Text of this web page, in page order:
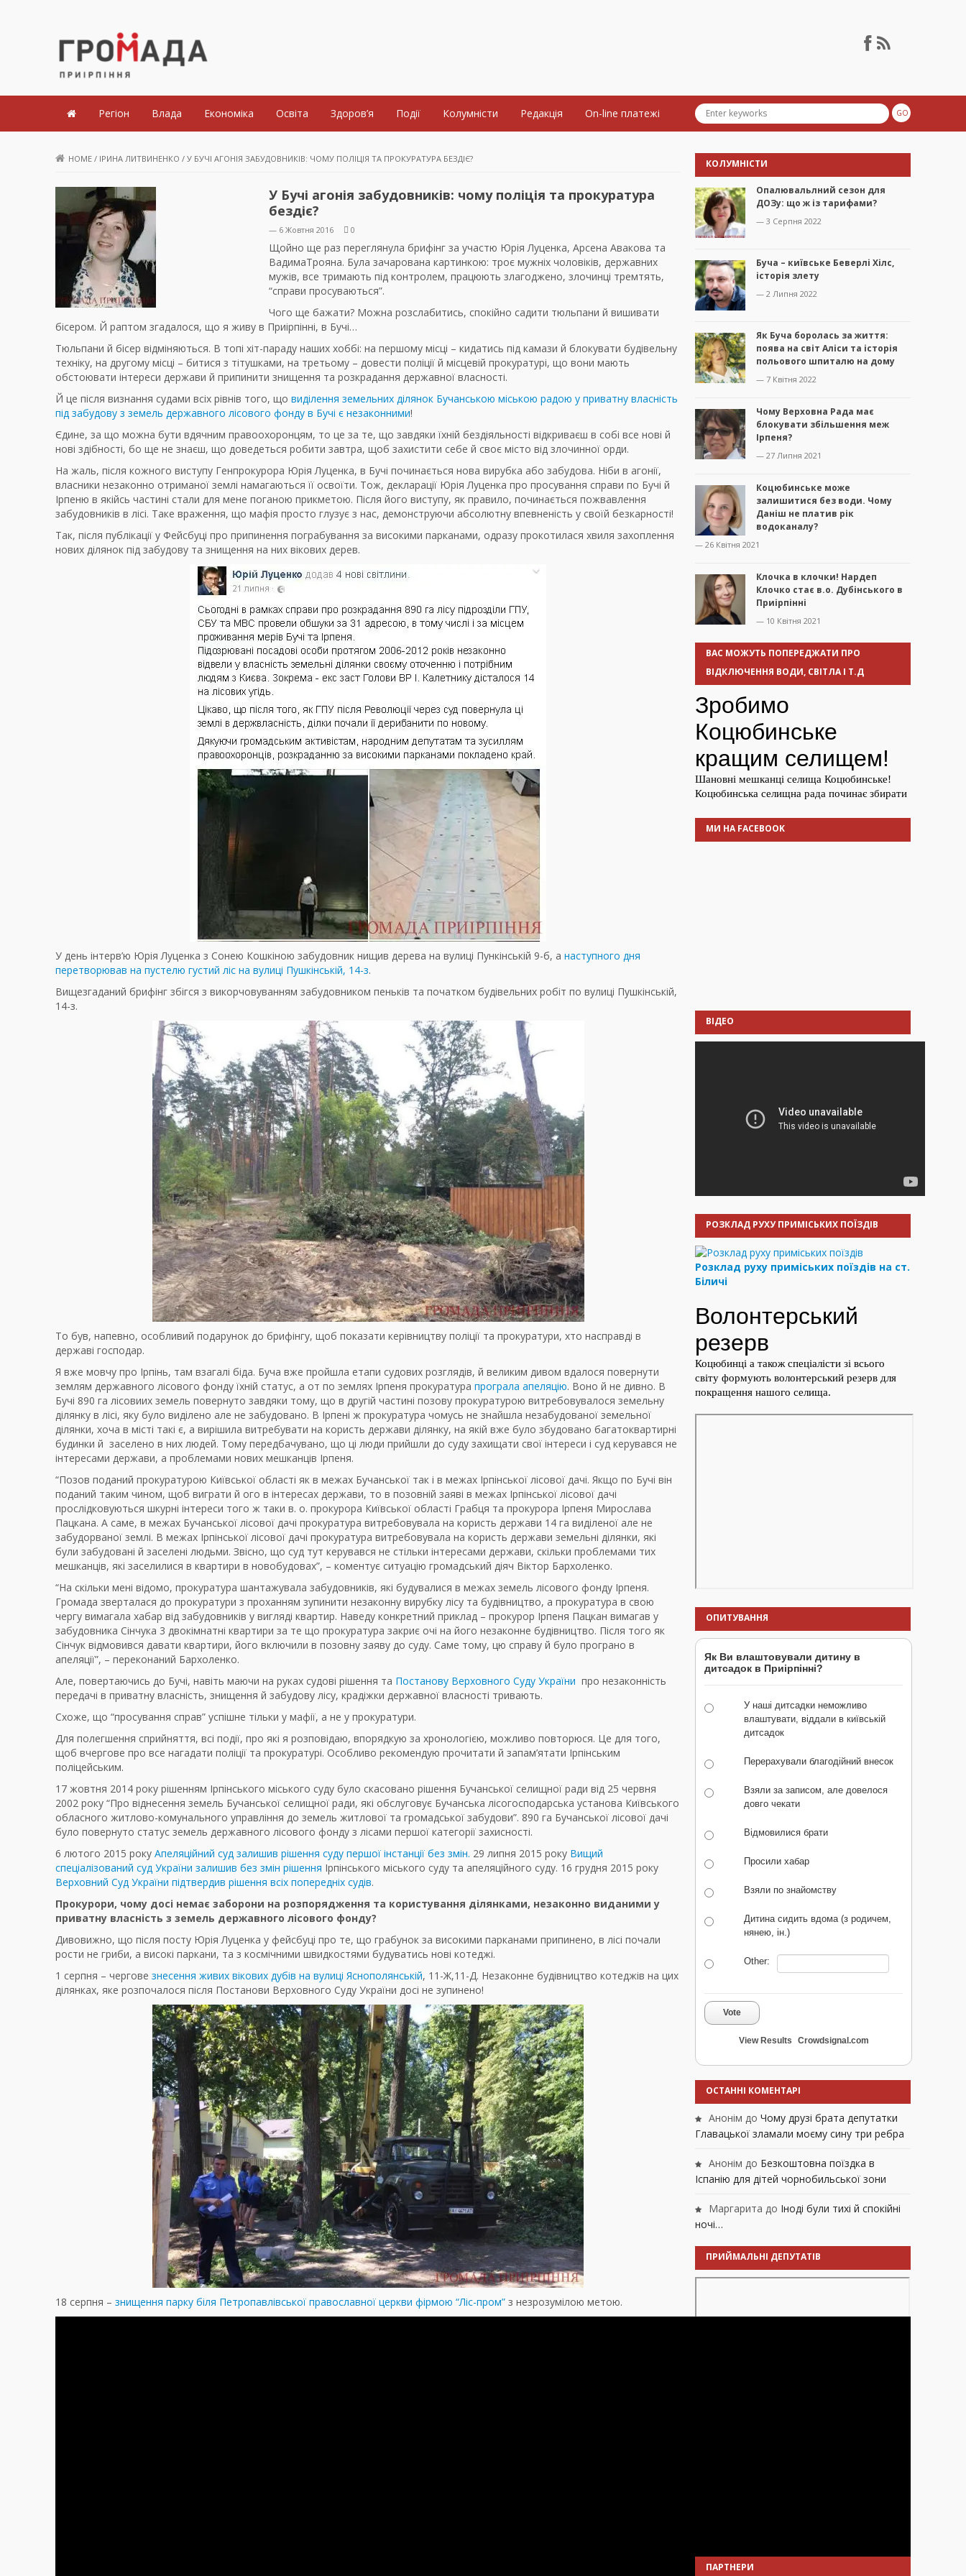
Громада Приірпіння
Регіон Влада Економіка Освіта Здоров’я Події Колумністи Редакція On-line платежі
HOME / ІРИНА ЛИТВИНЕНКО / У БУЧІ АГОНІЯ ЗАБУДОВНИКІВ: ЧОМУ ПОЛІЦІЯ ТА ПРОКУРАТУРА БЕЗДІЄ?
У Бучі агонія забудовників: чому поліція та прокуратура
бездіє?
— 6 Жовтня 2016 0
Щойно ще раз переглянула брифінг за участю Юрія Луценка, Арсена Авакова та
ВадимаТрояна. Була зачарована картинкою: троє мужніх чоловіків, державних
мужів, все тримають під контролем, працюють злагоджено, злочинці тремтять,
“справи просуваються”.
Чого ще бажати? Можна розслабитись, спокійно садити тюльпани й вишивати
бісером. Й раптом згадалося, що я живу в Приірпінні, в Бучі…
Тюльпани й бісер відміняються. В топі хіт-параду наших хоббі: на першому місці – кидатись під камази й блокувати будівельну
техніку, на другому місці – битися з тітушками, на третьому – довести поліції й місцевій прокуратурі, що вони мають
обстоювати інтереси держави й припинити знищення та розкрадання державної власності.
Й це після визнання судами всіх рівнів того, що виділення земельних ділянок Бучанською міською радою у приватну власність
під забудову з земель державного лісового фонду в Бучі є незаконними!
Єдине, за що можна бути вдячним правоохоронцям, то це за те, що завдяки їхній бездіяльності відкриваєш в собі все нові й
нові здібності, бо ще не знаєш, що доведеться робити завтра, щоб захистити себе й своє місто від злочинної орди.
На жаль, після кожного виступу Генпрокурора Юрія Луценка, в Бучі починається нова вирубка або забудова. Ніби в агонії,
власники незаконно отриманої землі намагаються її освоїти. Тож, декларації Юрія Луценка про просування справи по Бучі й
Ірпеню в якійсь частині стали для мене поганою прикметою. Після його виступу, як правило, починається пожвавлення
забудовників в лісі. Таке враження, що мафія просто глузує з нас, демонструючи абсолютну впевненість у своїй безкарності!
Так, після публікації у Фейсбуці про припинення пограбування за високими парканами, одразу прокотилася хвиля захоплення
нових ділянок під забудову та знищення на них вікових дерев.
У день інтерв’ю Юрія Луценка з Сонею Кошкіною забудовник нищив дерева на вулиці Пункінській 9-б, а наступного дня
перетворював на пустелю густий ліс на вулиці Пушкінській, 14-з.
Вищезгаданий брифінг збігся з викорчовуванням забудовником пеньків та початком будівельних робіт по вулиці Пушкінській,
14-з.
То був, напевно, особливий подарунок до брифінгу, щоб показати керівництву поліції та прокуратури, хто насправді в
державі господар.
Я вже мовчу про Ірпінь, там взагалі біда. Буча вже пройшла етапи судових розглядів, й великим дивом вдалося повернути
землям державного лісового фонду їхній статус, а от по землях Ірпеня прокуратура програла апеляцію. Воно й не дивно. В
Бучі 890 га лісовиих земель повернуто завдяки тому, що в другій частині позову прокуратурою витребовувалося земельну
ділянку в лісі, яку було виділено але не забудовано. В Ірпені ж прокуратура чомусь не знайшла незабудованої земельної
ділянки, хоча в місті такі є, а вирішила витребувати на користь держави ділянку, на якій вже було збудовано багатоквартирні
будинки й заселено в них людей. Тому передбачувано, що ці люди прийшли до суду захищати свої інтереси і суд керувався не
інтересами держави, а проблемами нових мешканців Ірпеня.
“Позов поданий прокуратурою Київської області як в межах Бучанської так і в межах Ірпінської лісової дачі. Якщо по Бучі він
поданий таким чином, щоб виграти й ого в інтересах держави, то в позовній заяві в межах Ірпінської лісової дачі
прослідковуються шкурні інтереси того ж таки в. о. прокурора Київської області Грабця та прокурора Ірпеня Мирослава
Пацкана. А саме, в межах Бучанської лісової дачі прокуратура витребовувала на користь держави 14 га виділеної але не
забудорваної землі. В межах Ірпінської лісової дачі прокуратура витребовувала на користь держави земельні ділянки, які
були забудовані й заселені людьми. Звісно, що суд тут керувався не стільки інтересами держави, скільки проблемами тих
мешканців, які заселилися в квартири в новобудовах”, – коментує ситуацію громадський діяч Віктор Бархоленко.
“На скільки мені відомо, прокуратура шантажувала забудовників, які будувалися в межах земель лісового фонду Ірпеня.
Громада зверталася до прокуратури з проханням зупинити незаконну вирубку лісу та будівництво, а прокуратура в свою
чергу вимагала хабар від забудовників у вигляді квартир. Наведу конкретний приклад – прокурор Ірпеня Пацкан вимагав у
забудовника Сінчука 3 двокімнатні квартири за те що прокуратура закриє очі на його незаконне будівництво. Після того як
Сінчук відмовився давати квартири, його включили в позовну заяву до суду. Саме тому, цю справу й було програно в
апеляції”, – переконаний Бархоленко.
Але, повертаючись до Бучі, навіть маючи на руках судові рішення та Постанову Верховного Суду України про незаконність
передачі в приватну власність, знищення й забудову лісу, крадіжки державної власності тривають.
Схоже, що “просування справ” успішне тільки у мафії, а не у прокуратури.
Для полегшення сприйняття, всі події, про які я розповідаю, впорядкую за хронологією, можливо повторюся. Це для того,
щоб вчергове про все нагадати поліції та прокуратурі. Особливо рекомендую прочитати й запам’ятати Ірпінським
поліцейським.
17 жовтня 2014 року рішенням Ірпінського міського суду було скасовано рішення Бучанської селищної ради від 25 червня
2002 року “Про віднесення земель Бучанської селищної ради, які обслуговує Бучанська лісогосподарська установа Київського
обласного житлово-комунального управління до земель житлової та громадської забудови”. 890 га Бучанської лісової дачі
було повернуто статус земель державного лісового фонду з лісами першої категорії захисності.
6 лютого 2015 року Апеляційний суд залишив рішення суду першої інстанції без змін. 29 липня 2015 року Вищий
спеціалізований суд України залишив без змін рішення Ірпінського міського суду та апеляційного суду. 16 грудня 2015 року
Верховний Суд України підтвердив рішення всіх попередніх судів.
Прокурори, чому досі немає заборони на розпорядження та користування ділянками, незаконно виданими у
приватну власність з земель державного лісового фонду?
Дивовижно, що після посту Юрія Луценка у фейсбуці про те, що грабунок за високими парканами припинено, в лісі почали
рости не гриби, а високі паркани, та з космічними швидкостями будуватись нові котеджі.
1 серпня – чергове знесення живих вікових дубів на вулиці Яснополянській, 11-Ж,11-Д. Незаконне будівництво котеджів на цих
ділянках, яке розпочалося після Постанови Верховного Суду України досі не зупинено!
18 серпня – знищення парку біля Петропавлівської православної церкви фірмою “Ліс-пром” з незрозумілою метою.
КОЛУМНІСТИ
Опалювальлний сезон для
ДОЗу: що ж із тарифами?
— 3 Серпня 2022
Буча – київське Беверлі Хілс,
історія злету
— 2 Липня 2022
Як Буча боролась за життя:
поява на світ Аліси та історія
польового шпиталю на дому
— 7 Квітня 2022
Чому Верховна Рада має
блокувати збільшення меж
Ірпеня?
— 27 Липня 2021
Коцюбинське може
залишитися без води. Чому
Даніш не платив рік
водоканалу?
— 26 Квітня 2021
Клочка в клочки! Нардеп
Клочко стає в.о. Дубінського в
Приірпінні
— 10 Квітня 2021
ВАС МОЖУТЬ ПОПЕРЕДЖАТИ ПРО
ВІДКЛЮЧЕННЯ ВОДИ, СВІТЛА І Т.Д
МИ НА FACEBOOK
ВІДЕО
РОЗКЛАД РУХУ ПРИМІСЬКИХ ПОЇЗДІВ
Розклад руху приміських поїздів на ст.
Біличі
ОПИТУВАННЯ
Як Ви влаштовували дитину в
дитсадок в Приірпінні?
У наші дитсадки неможливо
влаштувати, віддали в київській
дитсадок
Перерахували благодійний внесок
Взяли за записом, але довелося
довго чекати
Відмовилися брати
Просили хабар
Взяли по знайомству
Дитина сидить вдома (з родичем,
нянею, ін.)
Other:
Vote
View Results Crowdsignal.com
ОСТАННІ КОМЕНТАРІ
Анонім до Чому друзі брата депутатки
Главацької зламали моєму сину три ребра
Анонім до Безкоштовна поїздка в
Іспанію для дітей чорнобильської зони
Маргарита до Іноді були тихі й спокійні
ночі…
ПРИЙМАЛЬНІ ДЕПУТАТІВ
ПАРТНЕРИ